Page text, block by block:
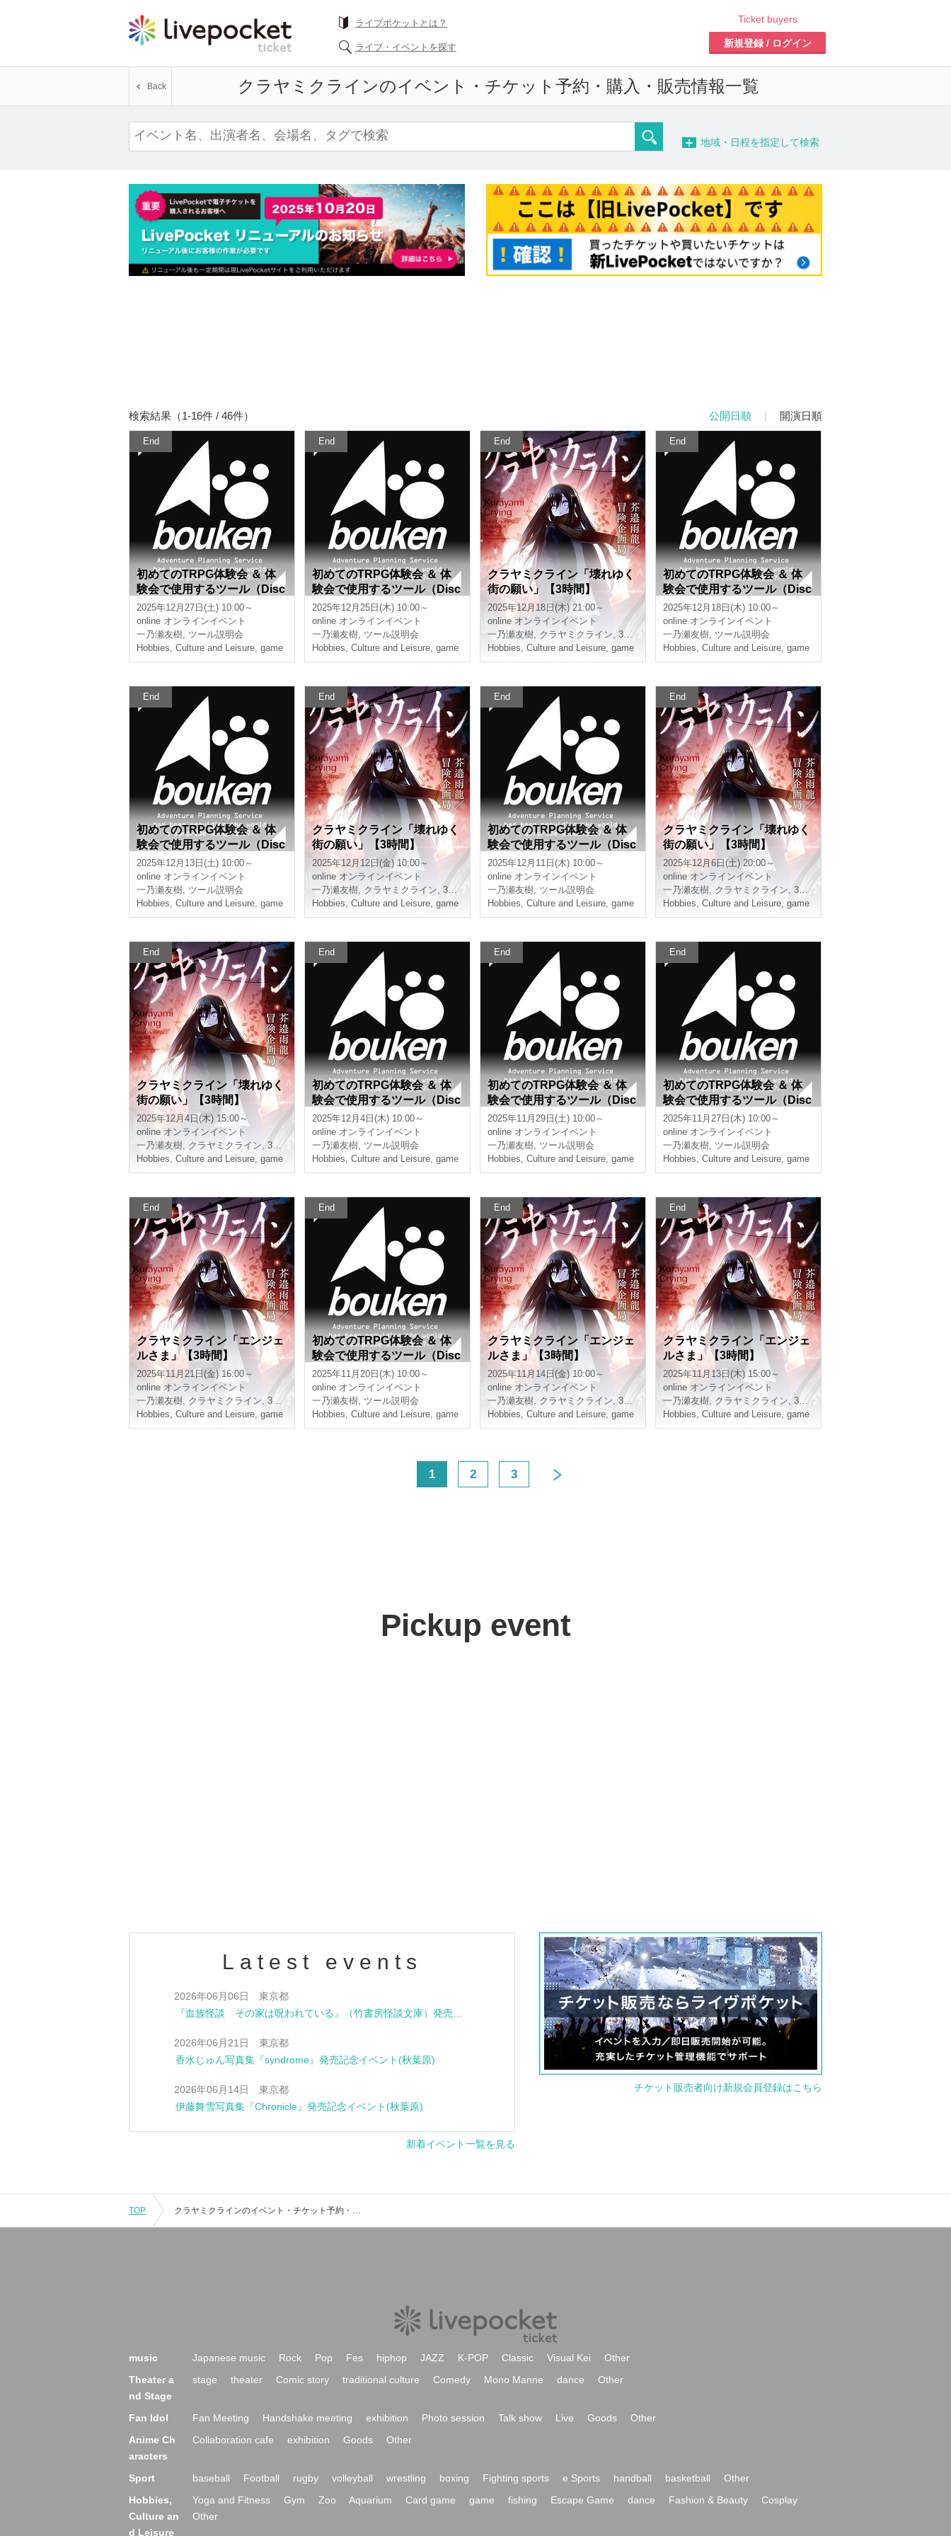
ライブポケットとは？
ライブ・イベントを探す
Ticket buyers
新規登録 / ログイン
クラヤミクラインのイベント・チケット予約・購入・販売情報一覧
Back
− 地域・日程を指定して検索
検索結果（1-16件 / 46件） 公開日順 | 開演日順
End
初めてのTRPG体験会 ＆ 体
験会で使用するツール（Disc
ord、CCFOLIA）の説明会
【3時間】
2025年12月27日(土) 10:00～
online オンラインイベント
一乃瀬友樹, ツール説明会
Hobbies, Culture and Leisure, game
End
初めてのTRPG体験会 ＆ 体
験会で使用するツール（Disc
ord、CCFOLIA）の説明会
【3時間】
2025年12月25日(木) 10:00～
online オンラインイベント
一乃瀬友樹, ツール説明会
Hobbies, Culture and Leisure, game
End
クラヤミクライン「壊れゆく
街の願い」【3時間】
2025年12月18日(木) 21:00～
online オンラインイベント
一乃瀬友樹, クラヤミクライン, 3時間
Hobbies, Culture and Leisure, game
End
初めてのTRPG体験会 ＆ 体
験会で使用するツール（Disc
ord、CCFOLIA）の説明会
【3時間】
2025年12月18日(木) 10:00～
online オンラインイベント
一乃瀬友樹, ツール説明会
Hobbies, Culture and Leisure, game
End
初めてのTRPG体験会 ＆ 体
験会で使用するツール（Disc
ord、CCFOLIA）の説明会
【3時間】
2025年12月13日(土) 10:00～
online オンラインイベント
一乃瀬友樹, ツール説明会
Hobbies, Culture and Leisure, game
End
クラヤミクライン「壊れゆく
街の願い」【3時間】
2025年12月12日(金) 10:00～
online オンラインイベント
一乃瀬友樹, クラヤミクライン, 3時間
Hobbies, Culture and Leisure, game
End
初めてのTRPG体験会 ＆ 体
験会で使用するツール（Disc
ord、CCFOLIA）の説明会
【3時間】
2025年12月11日(木) 10:00～
online オンラインイベント
一乃瀬友樹, ツール説明会
Hobbies, Culture and Leisure, game
End
クラヤミクライン「壊れゆく
街の願い」【3時間】
2025年12月6日(土) 20:00～
online オンラインイベント
一乃瀬友樹, クラヤミクライン, 3時間
Hobbies, Culture and Leisure, game
End
クラヤミクライン「壊れゆく
街の願い」【3時間】
2025年12月4日(木) 15:00～
online オンラインイベント
一乃瀬友樹, クラヤミクライン, 3時間
Hobbies, Culture and Leisure, game
End
初めてのTRPG体験会 ＆ 体
験会で使用するツール（Disc
ord、CCFOLIA）の説明会
【3時間】
2025年12月4日(木) 10:00～
online オンラインイベント
一乃瀬友樹, ツール説明会
Hobbies, Culture and Leisure, game
End
初めてのTRPG体験会 ＆ 体
験会で使用するツール（Disc
ord、CCFOLIA）の説明会
【3時間】
2025年11月29日(土) 10:00～
online オンラインイベント
一乃瀬友樹, ツール説明会
Hobbies, Culture and Leisure, game
End
初めてのTRPG体験会 ＆ 体
験会で使用するツール（Disc
ord、CCFOLIA）の説明会
【3時間】
2025年11月27日(木) 10:00～
online オンラインイベント
一乃瀬友樹, ツール説明会
Hobbies, Culture and Leisure, game
End
クラヤミクライン「エンジェ
ルさま」【3時間】
2025年11月21日(金) 16:00～
online オンラインイベント
一乃瀬友樹, クラヤミクライン, 3時間
Hobbies, Culture and Leisure, game
End
初めてのTRPG体験会 ＆ 体
験会で使用するツール（Disc
ord、CCFOLIA）の説明会
【3時間】
2025年11月20日(木) 10:00～
online オンラインイベント
一乃瀬友樹, ツール説明会
Hobbies, Culture and Leisure, game
End
クラヤミクライン「エンジェ
ルさま」【3時間】
2025年11月14日(金) 10:00～
online オンラインイベント
一乃瀬友樹, クラヤミクライン, 3時間
Hobbies, Culture and Leisure, game
End
クラヤミクライン「エンジェ
ルさま」【3時間】
2025年11月13日(木) 15:00～
online オンラインイベント
一乃瀬友樹, クラヤミクライン, 3時間
Hobbies, Culture and Leisure, game
1 2 3
Pickup event
Latest events
2026年06月06日 東京都
2026年06月21日 東京都
香水じゅん写真集『syndrome』発売記念イベント(秋葉原)
2026年06月14日 東京都
伊藤舞雪写真集『Chronicle』発売記念イベント(秋葉原)
新着イベント一覧を見る
チケット販売者向け新規会員登録はこちら
TOP クラヤミクラインのイベント・チケット予約・購入・販売情報一覧
music Japanese music Rock Pop Fes hiphop JAZZ K-POP Classic Visual Kei
Other
Theater a
nd Stage
stage theater Comic story traditional culture Comedy Mono Manne dance Other
Fan Idol Fan Meeting Handshake meeting exhibition Photo session Talk show Live Goods
Other
Anime Ch
aracters
Collaboration cafe exhibition Goods Other
Sport baseball Football rugby volleyball wrestling boxing Fighting sports e Sports handball basketball
Other
Hobbies,
Culture an
d Leisure
Yoga and Fitness Gym Zoo Aquarium Card game game fishing Escape Game dance Fashion & Beauty
Cosplay
Other